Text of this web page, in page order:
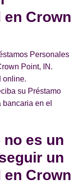
en Crown
Personales
Point, IN.
online.
su Préstamo
en el
es un
un
en Crown